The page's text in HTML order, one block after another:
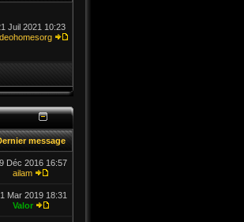
Juil 2021 10:23
message
Déc 2016 16:57
ailam
Mar 2019 18:31
Valor